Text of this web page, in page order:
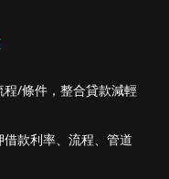
/條件，整合貸款減輕
款利率、流程、管道